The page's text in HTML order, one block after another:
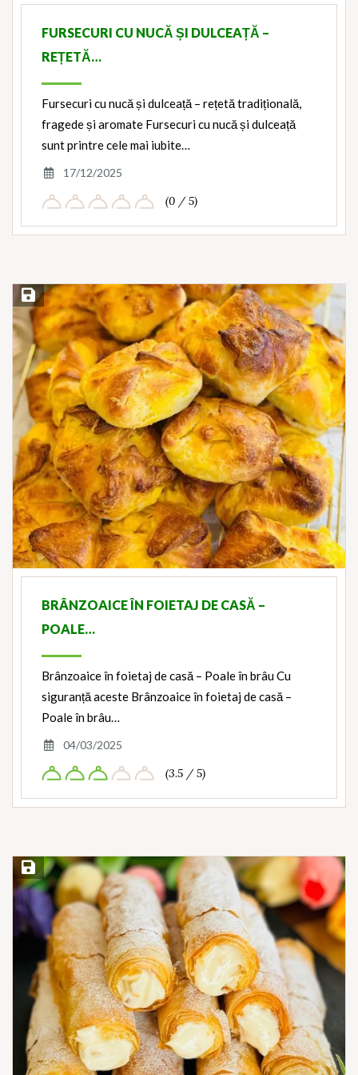
FURSECURI CU NUCĂ ȘI DULCEAȚĂ –
REȚETĂ…
Fursecuri cu nucă și dulceață – rețetă tradițională,
fragede și aromate Fursecuri cu nucă și dulceață
sunt printre cele mai iubite…
17/12/2025
(0 / 5)
Save Recipe
BRÂNZOAICE ÎN FOIETAJ DE CASĂ –
POALE…
Brânzoaice în foietaj de casă – Poale în brâu Cu
siguranță aceste Brânzoaice în foietaj de casă –
Poale în brâu…
04/03/2025
(3.5 / 5)
Save Recipe